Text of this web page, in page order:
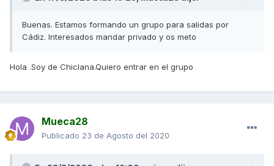
Buenas. Estamos formando un grupo para salidas por
Cádiz. Interesados mandar privado y os meto
Hola .Soy de Chiclana.Quiero entrar en el grupo
Mueca28
Publicado 23 de Agosto del 2020